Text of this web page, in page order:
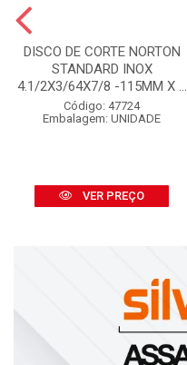
DISCO DE CORTE NORTON
STANDARD INOX
4.1/2X3/64X7/8 -115MM X ...
Código: 47724
Embalagem: UNIDADE
VER PREÇO